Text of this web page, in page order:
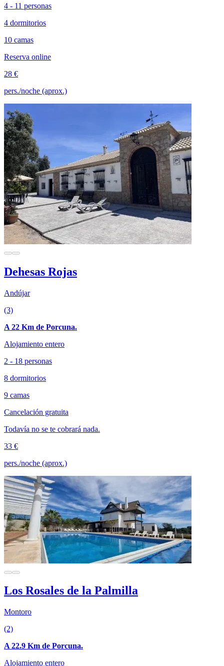
4 - 11 personas
4 dormitorios
10 camas
Reserva online
28 €
pers./noche (aprox.)
Dehesas Rojas
Andújar
(3)
A 22 Km de Porcuna.
Alojamiento entero
2 - 18 personas
8 dormitorios
9 camas
Cancelación gratuita
Todavía no se te cobrará nada.
33 €
pers./noche (aprox.)
Los Rosales de la Palmilla
Montoro
(2)
A 22.9 Km de Porcuna.
Alojamiento entero